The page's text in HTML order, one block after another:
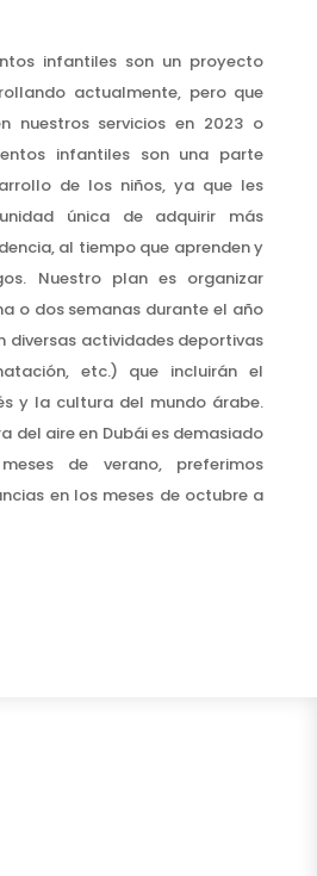
infantiles son un proyecto
actualmente, pero que
nuestros servicios en 2023 o
infantiles son una parte
de los niños, ya que les
única de adquirir más
al tiempo que aprenden y
Nuestro plan es organizar
o dos semanas durante el año
diversas actividades deportivas
etc.) que incluirán el
y la cultura del mundo árabe.
del aire en Dubái es demasiado
de verano, preferimos
en los meses de octubre a